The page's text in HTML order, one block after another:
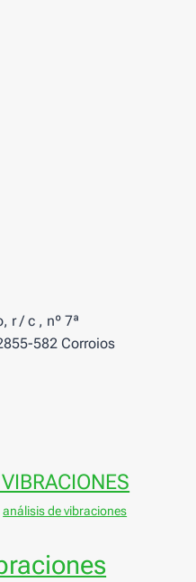
r / c , nº 7ª
582 Corroios
análisis de vibraciones